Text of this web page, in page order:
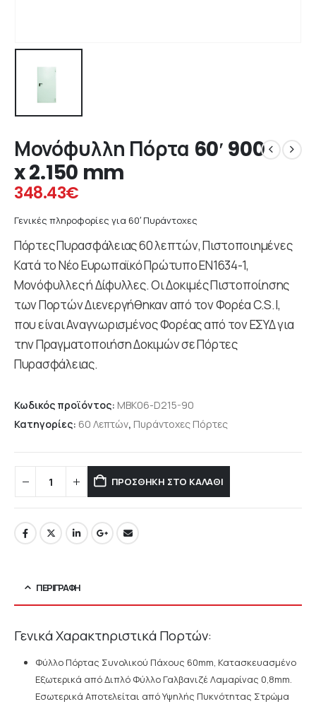
Μονόφυλλη Πόρτα 60′ 900
x 2.150 mm
348.43€
Γενικές πληροφορίες για 60′ Πυράντοχες
Πόρτες Πυρασφάλειας 60 λεπτών, Πιστοποιημένες
Κατά το Νέο Ευρωπαϊκό Πρώτυπο ΕΝ1634-1,
Μονόφυλλες ή Δίφυλλες. Οι Δοκιμές Πιστοποίησης
των Πορτών Διενεργήθηκαν από τον Φορέα C.S.I,
που είναι Αναγνωρισμένος Φορέας από τον ΕΣΥΔ για
την Πραγματοποιήση Δοκιμών σε Πόρτες
Πυρασφάλειας.
Κωδικός προϊόντος: MBK06-D215-90
Κατηγορίες: 60 Λεπτών, Πυράντοχες Πόρτες
ΠΡΟΣΘΉΚΗ ΣΤΟ ΚΑΛΆΘΙ
ΠΕΡΙΓΡΑΦΉ
Γενικά Χαρακτηριστικά Πορτών:
Φύλλο Πόρτας Συνολικού Πάχους 60mm, Κατασκευασμένο
Εξωτερικά από Διπλό Φύλλο Γαλβανιζέ Λαμαρίνας 0,8mm.
Εσωτερικά Αποτελείται από Υψηλής Πυκνότητας Στρώμα